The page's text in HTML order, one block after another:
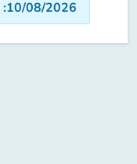
:10/08/2026